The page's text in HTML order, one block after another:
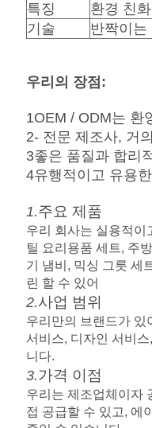
특징
환경 친
기술
반짝이는
우리의 장점:
1OEM / ODM는 환
2- 전문 제조사, 거
3좋은 품질과 합리
4유행적이고 유용
1.주요 제품
우리 회사는 실용적이
틸 요리용품 세트, 주
기 냄비, 믹싱 그릇 세
린 할 수 있어
2.사업 범위
우리만의 브랜드가 있
서비스, 디자인 서비
니다.
3.가격 이점
우리는 제조업체이자
접 공급할 수 있고, 에